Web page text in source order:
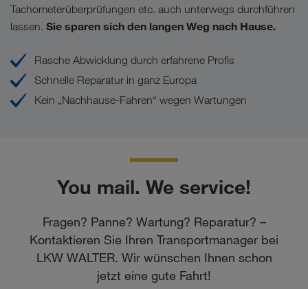
Tachometerüberprüfungen etc. auch unterwegs durchführen
lassen. Sie sparen sich den langen Weg nach Hause.
Rasche Abwicklung durch erfahrene Profis
Schnelle Reparatur in ganz Europa
Kein „Nachhause-Fahren“ wegen Wartungen
You mail. We service!
Fragen? Panne? Wartung? Reparatur? –
Kontaktieren Sie Ihren Transportmanager bei
LKW WALTER. Wir wünschen Ihnen schon
jetzt eine gute Fahrt!